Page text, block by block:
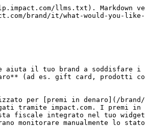
llms.txt). Markdown
brand/it/what-would-you-
aiuta il tuo brand a
(ad es. gift card, prodotti
per [premi in denaro](/brand/
tramite impact.com. I
fiscale integrato nel tuo
monitorare manualmente lo